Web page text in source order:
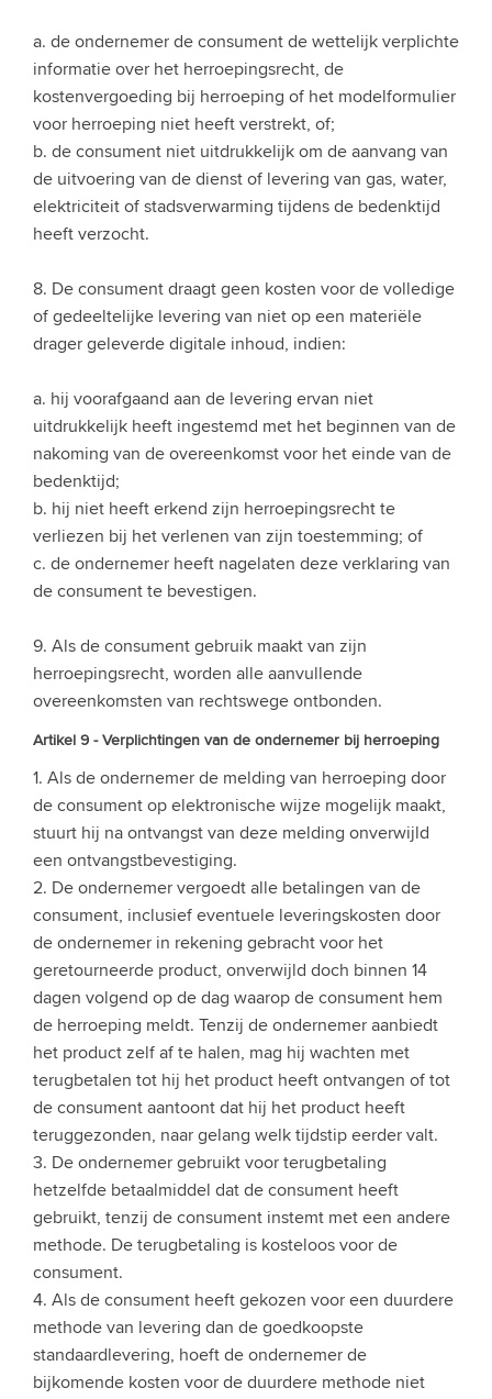
a. de ondernemer de consument de wettelijk verplichte
informatie over het herroepingsrecht, de
kostenvergoeding bij herroeping of het modelformulier
voor herroeping niet heeft verstrekt, of;
b. de consument niet uitdrukkelijk om de aanvang van
de uitvoering van de dienst of levering van gas, water,
elektriciteit of stadsverwarming tijdens de bedenktijd
heeft verzocht.
8. De consument draagt geen kosten voor de volledige
of gedeeltelijke levering van niet op een materiële
drager geleverde digitale inhoud, indien:
a. hij voorafgaand aan de levering ervan niet
uitdrukkelijk heeft ingestemd met het beginnen van de
nakoming van de overeenkomst voor het einde van de
bedenktijd;
b. hij niet heeft erkend zijn herroepingsrecht te
verliezen bij het verlenen van zijn toestemming; of
c. de ondernemer heeft nagelaten deze verklaring van
de consument te bevestigen.
9. Als de consument gebruik maakt van zijn
herroepingsrecht, worden alle aanvullende
overeenkomsten van rechtswege ontbonden.
Artikel 9 - Verplichtingen van de ondernemer bij herroeping
1. Als de ondernemer de melding van herroeping door
de consument op elektronische wijze mogelijk maakt,
stuurt hij na ontvangst van deze melding onverwijld
een ontvangstbevestiging.
2. De ondernemer vergoedt alle betalingen van de
consument, inclusief eventuele leveringskosten door
de ondernemer in rekening gebracht voor het
geretourneerde product, onverwijld doch binnen 14
dagen volgend op de dag waarop de consument hem
de herroeping meldt. Tenzij de ondernemer aanbiedt
het product zelf af te halen, mag hij wachten met
terugbetalen tot hij het product heeft ontvangen of tot
de consument aantoont dat hij het product heeft
teruggezonden, naar gelang welk tijdstip eerder valt.
3. De ondernemer gebruikt voor terugbetaling
hetzelfde betaalmiddel dat de consument heeft
gebruikt, tenzij de consument instemt met een andere
methode. De terugbetaling is kosteloos voor de
consument.
4. Als de consument heeft gekozen voor een duurdere
methode van levering dan de goedkoopste
standaardlevering, hoeft de ondernemer de
bijkomende kosten voor de duurdere methode niet